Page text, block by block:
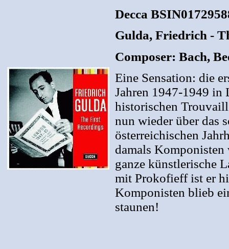
Decca
Gulda, Friedrich -
Composer: Bach,
Eine Sensation: die
Jahren 1947-1949 in
historischen
nun wieder über das
österreichischen
damals
ganze künstlerische
mit Prokofieff ist er
Komponisten blieb
staunen!